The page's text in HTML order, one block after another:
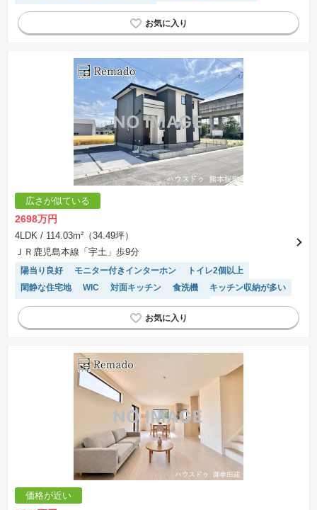
システムキッチン
温水洗浄便座
広さが似ている
2698万円
4LDK / 114.03m²（34.49坪）
ＪＲ鹿児島本線「宇土」歩9分
陽当り良好 モニター付きインターホン
トイレ2個以上
閑静な住宅地
WIC 対面キッチン 食洗機
キッチン収納が多い
浴室乾燥機
システムキッチン 温水洗浄便座
価格が近い